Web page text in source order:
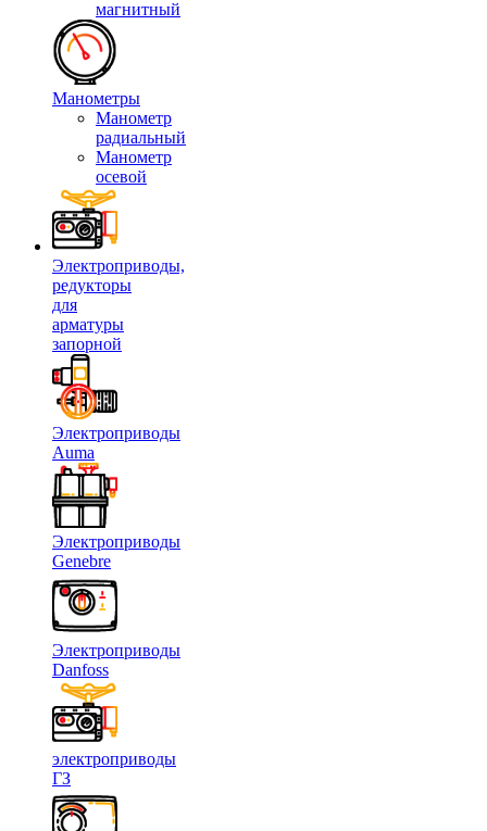
магнитный
Манометры
Манометр
радиальный
Манометр
осевой
Электроприводы,
редукторы
для
арматуры
запорной
Электроприводы
Auma
Электроприводы
Genebre
Электроприводы
Danfoss
электроприводы
ГЗ